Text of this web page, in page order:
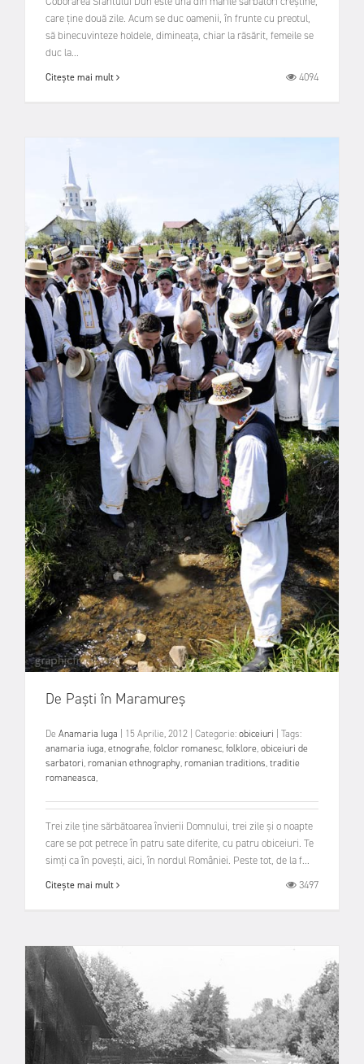
care ţine două zile. Acum se duc oamenii, în frunte cu preotul,
să binecuvinteze holdele, dimineaţa, chiar la răsărit, femeile se
duc la...
Citește mai mult 4094
De Paști în Maramureș
De Anamaria Iuga 15 Aprilie, 2012 Categorie:obiceiuri
Tags:
anamaria iuga,etnografie,folclor romanesc,folklore,obiceiuri de
sarbatori,romanian ethnography,romanian traditions,traditie
romaneasca,
Trei zile ține sărbătoarea învierii Domnului, trei zile și o noapte
care se pot petrece în patru sate diferite, cu patru obiceiuri. Te
simți ca în povești, aici, în nordul României. Peste tot, de la f...
Citește mai mult 3497